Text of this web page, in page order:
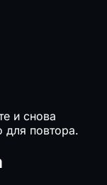
и снова
для повтора.